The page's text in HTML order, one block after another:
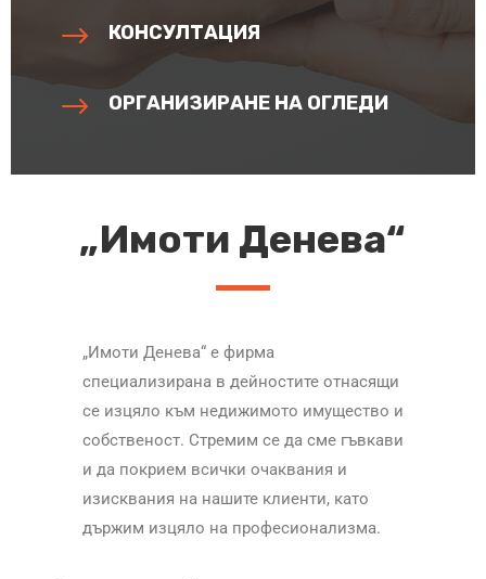
$ КОНСУЛТАЦИЯ
$ ОРГАНИЗИРАНЕ НА ОГЛЕДИ
„Имоти Денева“
„Имоти Денева“ е фирма
специализирана в дейностите отнасящи
се изцяло към недижимото имущество и
собственост. Стремим се да сме гъвкави
и да покрием всички очаквания и
изисквания на нашите клиенти, като
държим изцяло на професионализма.